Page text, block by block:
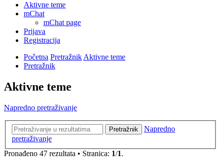
Aktivne teme
mChat
mChat page
Prijava
Registracija
Početna PretražnikAktivne teme
Pretražnik
Aktivne teme
Napredno pretraživanje
Pretražnik
Napredno
pretraživanje
Pronađeno 47 rezultata • Stranica: 1/1.